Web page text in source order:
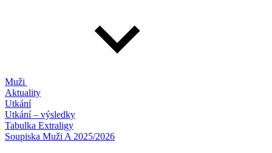
Muži
Aktuality
Utkání
Utkání – výsledky
Tabulka Extraligy
Soupiska Muži A 2025/2026